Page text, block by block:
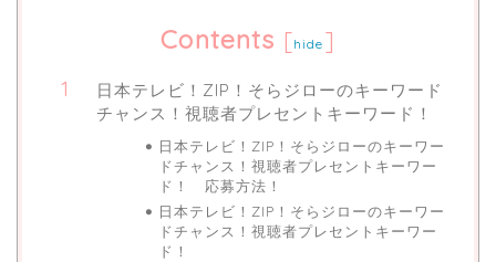
Contents [hide ]
日本テレビ！ZIP！そらジローのキーワード
チャンス！視聴者プレセントキーワード！
日本テレビ！ZIP！そらジローのキーワー
ドチャンス！視聴者プレセントキーワー
ド！ 応募方法！
日本テレビ！ZIP！そらジローのキーワー
ドチャンス！視聴者プレセントキーワー
ド！